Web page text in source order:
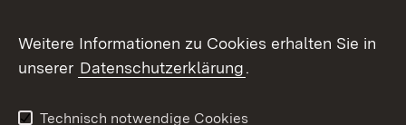
Kontakt
Datenschutz
Weitere Informationen zu Cookies erhalten Sie in
unserer Datenschutzerklärung.
Technisch notwendige Cookies